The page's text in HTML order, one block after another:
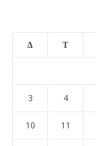
Δ Τ
3 4
10 11